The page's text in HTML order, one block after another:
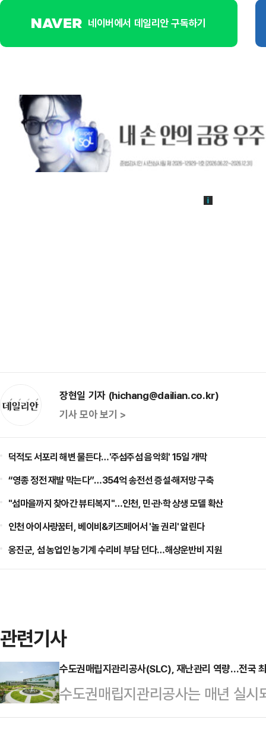
네이버에서 데일리안 구독하기
장현일 기자 (hichang@dailian.co.kr)
기사 모아 보기 >
덕적도 서포리 해변 물든다…'주섬주섬 음악회' 15일 개막
“영종 정전 재발 막는다”…354억 송전선 증설·해저망 구축
"섬마을까지 찾아간 뷰티복지"…인천, 민·관·학 상생 모델 확산
인천 아이사랑꿈터, 베이비&키즈페어서 '놀 권리' 알린다
옹진군, 섬 농업인 농기계 수리비 부담 던다…해상운반비 지원
관련기사
수도권매립지관리공사(SLC), 재난관리 역량…전국
수도권매립지관리공사는 매년 실시
국훈련’ 평가에서 최고 등급인 우